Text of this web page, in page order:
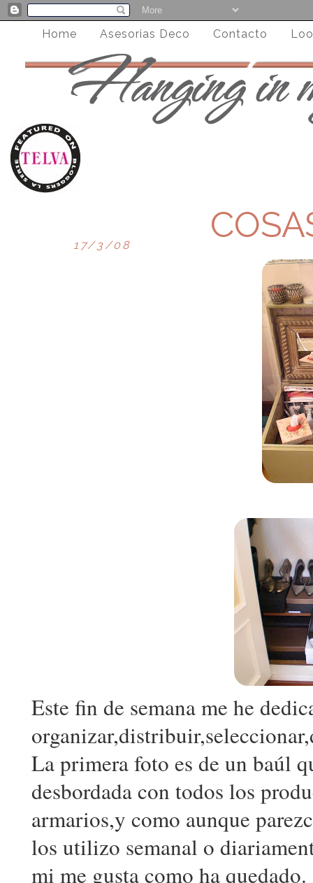
Home Asesorias Deco Contacto
17/3/08
Este fin de semana me he
La primera foto es de un baúl
desbordada con todos los
armarios,y como aunque
los utilizo semanal o
mi me gusta como ha quedado.